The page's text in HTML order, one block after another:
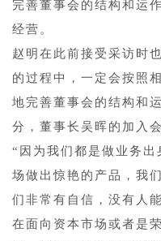
完善董事会的结构和运
经营。
赵明在此前接受采访时
的过程中，一定会按照
地完善董事会的结构和
分，董事长吴晖的加入
“因为我们都是做业务
场做出惊艳的产品，我
们非常有自信，没有人
在面向资本市场或者是